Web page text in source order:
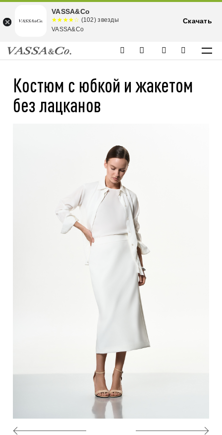
Костюм с юбкой и жакетом
без лацканов
VASSA&Co
☆☆☆☆☆
★★★★
★
(102) звезды
VASSA&Co
Скачать